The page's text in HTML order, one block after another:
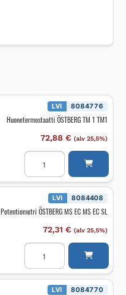
LVI 8084776
Huonetermostaatti ÖSTBERG TM 1 TM1
72,88 € (alv 25,5%)
Huonetermostaatti
ÖSTBERG
1
TM1
LVI 8084408
Potentiometri ÖSTBERG MS EC MS EC SL
72,31 € (alv 25,5%)
Potentiometri
ÖSTBERG
EC
MS
LVI 8084770